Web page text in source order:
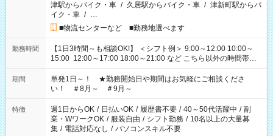
津駅からバイク・車 / 久居駅からバイク・車 / 津新町駅からバ
イク・車 / …
■物流センターなど ■勤務地選べます
勤務時間
【1日3時間～も相談OK!】 ＜シフト例＞ 9:00～12:00 10:00～
15:00 12:00～17:00 18:00～21:00 など こちら以外の時間帯も
お気軽にご相談ください！
期間
単発1日～！ ★勤務開始日や期間はお気軽にご相談くださ
い！ ＃8月～ ＃9月～
特徴 週1日からOK / 日払いOK / 履歴書不要 / 40～50代活躍中 / 副
業・WワークOK / 服装自由 / シフト勤務 / 10名以上の大量募
集 / 電話対応なし / パソコンスキル不要